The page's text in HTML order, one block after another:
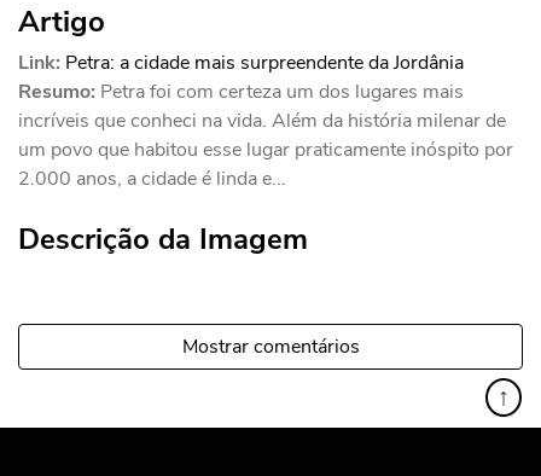
Artigo
Link: Petra: a cidade mais surpreendente da Jordânia
Resumo: Petra foi com certeza um dos lugares mais
incríveis que conheci na vida. Além da história milenar de
um povo que habitou esse lugar praticamente inóspito por
2.000 anos, a cidade é linda e...
Descrição da Imagem
Mostrar comentários
↑